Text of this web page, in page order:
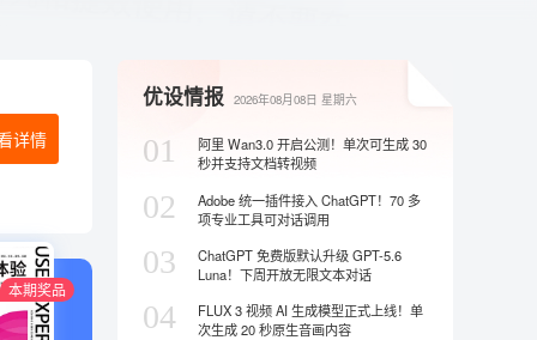
优设情报 2026年08月08日 星期六
01
阿里 Wan3.0 开启公测！单次可生成 30
秒并支持文档转视频
02
Adobe 统一插件接入 ChatGPT！70 多
项专业工具可对话调用
03
ChatGPT 免费版默认升级 GPT-5.6
Luna！下周开放无限文本对话
04
FLUX 3 视频 AI 生成模型正式上线！单
次生成 20 秒原生音画内容
详情
本期奖品